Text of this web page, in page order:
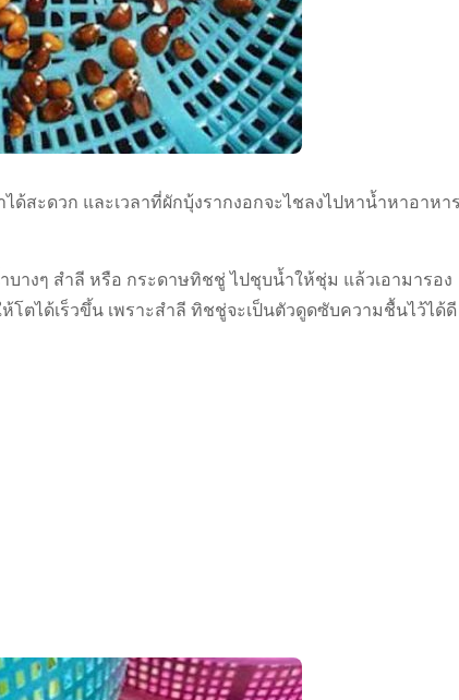
ด้สะดวก และเวลาที่ผักบุ้งรากงอกจะไชลงไปหาน้ำหาอาหา
บางๆ สำลี หรือ กระดาษทิชชู่ ไปชุบน้ำให้ชุ่ม แล้วเอามารอง
โตได้เร็วขึ้น เพราะสำลี ทิชชู่จะเป็นตัวดูดซับความชื้นไว้ได้ดี